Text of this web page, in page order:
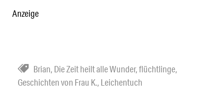
Anzeige
Brian, Die Zeit heilt alle Wunder,flüchtlinge,
Geschichten von Frau K., Leichentuch